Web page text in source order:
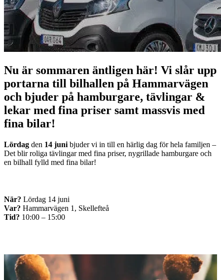
Nu är sommaren äntligen här! Vi slår upp
portarna till bilhallen på Hammarvägen
och bjuder på hamburgare, tävlingar &
lekar med fina priser samt massvis med
fina bilar!
Lördag den 14 juni bjuder vi in till en härlig dag för hela familjen –
Det blir roliga tävlingar med fina priser, nygrillade hamburgare och
en bilhall fylld med fina bilar!
När? Lördag 14 juni
Var? Hammarvägen 1, Skellefteå
Tid? 10:00 – 15:00